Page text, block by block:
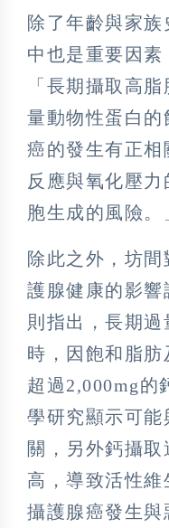
除了年齡與家
中也是重要因素
「長期攝取高
量動物性蛋白的
癌的發生有正相
反應與氧化壓
胞生成的風險。
除此之外，坊
護腺健康的影響
則指出，長期過
時，因飽和脂肪
超過2,000mg的
學研究顯示可能
關，另外鈣攝
高，導致活性維
攝護腺癌發生與